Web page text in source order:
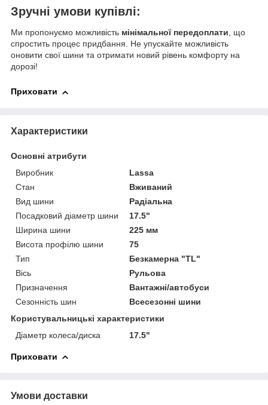
Зручні умови купівлі:
Ми пропонуємо можливість мінімальної передоплати, що
спростить процес придбання. Не упускайте можливість
оновити свої шини та отримати новий рівень комфорту на
дорозі!
Приховати
Характеристики
Основні атрибути
Виробник
Lassa
Стан
Вживаний
Вид шини
Радіальна
Посадковий діаметр шини
17.5"
Ширина шини
225 мм
Висота профілю шини
75
Тип
Безкамерна "TL"
Вісь
Рульова
Призначення
Вантажні/автобуси
Сезонність шин
Всесезонні шини
Користувальницькі характеристики
Діаметр колеса/диска
17.5"
Приховати
Умови доставки